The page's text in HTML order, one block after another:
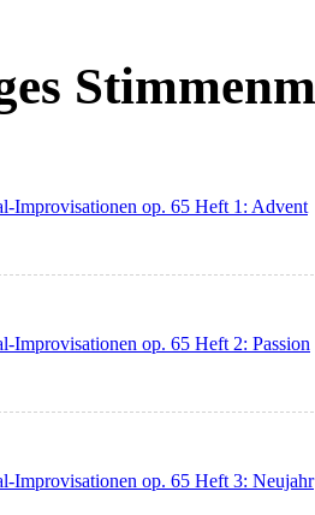
Improvisationen op. 65 Heft 1: Advent
Improvisationen op. 65 Heft 2: Passion
Improvisationen op. 65 Heft 3: Neujahr